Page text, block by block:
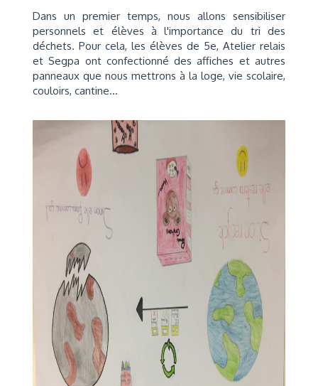
Dans un premier temps, nous allons sensibiliser
personnels et élèves à l'importance du tri des
déchets. Pour cela, les élèves de 5e, Atelier relais
et Segpa ont confectionné des affiches et autres
panneaux que nous mettrons à la loge, vie scolaire,
couloirs, cantine...